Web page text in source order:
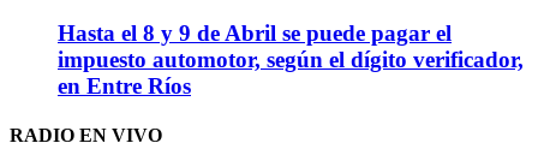
Hasta el 8 y 9 de Abril se puede pagar el
impuesto automotor, según el dígito verificador,
en Entre Ríos
RADIO EN VIVO